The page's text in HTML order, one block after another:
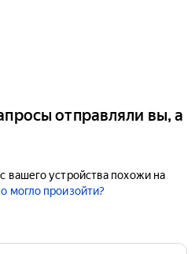
отправляли вы, а
вашего устройства похожи на
могло произойти?